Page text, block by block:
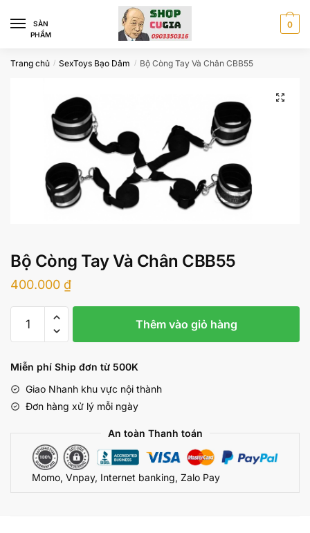
navigation
content
SÀN
PHẨM
0
Trang chủ / SexToys Bạo Dâm / Bộ Còng Tay Và Chân CBB55
Bộ Còng Tay Và Chân CBB55
400.000 ₫
Còng
Và
CBB55
số
Thêm vào giỏ hàng
Miễn phí Ship đơn từ 500K
Giao Nhanh khu vực nội thành
Đơn hàng xử lý mỗi ngày
An toàn Thanh toán
Momo, Vnpay, Internet banking, Zalo Pay